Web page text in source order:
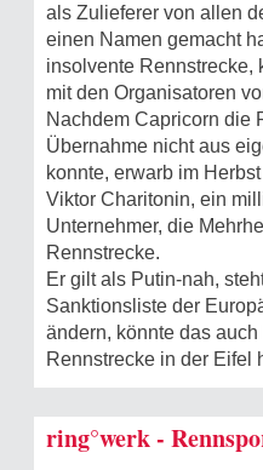
als Zulieferer von allen
einen Namen gemacht
insolvente Rennstrecke,
mit den Organisatoren
Nachdem Capricorn die
Übernahme nicht aus
konnte, erwarb im
Viktor Charitonin, ein
Unternehmer, die
Rennstrecke.
Er gilt als Putin-nah,
Sanktionsliste der
ändern, könnte das
Rennstrecke in der Eifel
ring°werk -